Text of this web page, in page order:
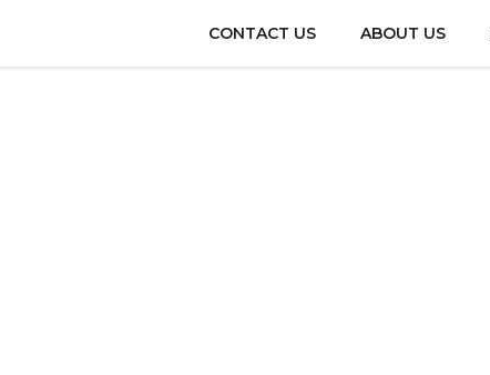
CONTACT US ABOUT US